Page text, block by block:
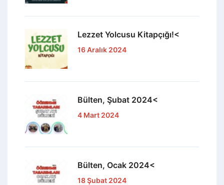
Lezzet Yolcusu Kitapçığı!<
16 Aralık 2024
Bülten, Şubat 2024<
4 Mart 2024
Bülten, Ocak 2024<
18 Şubat 2024